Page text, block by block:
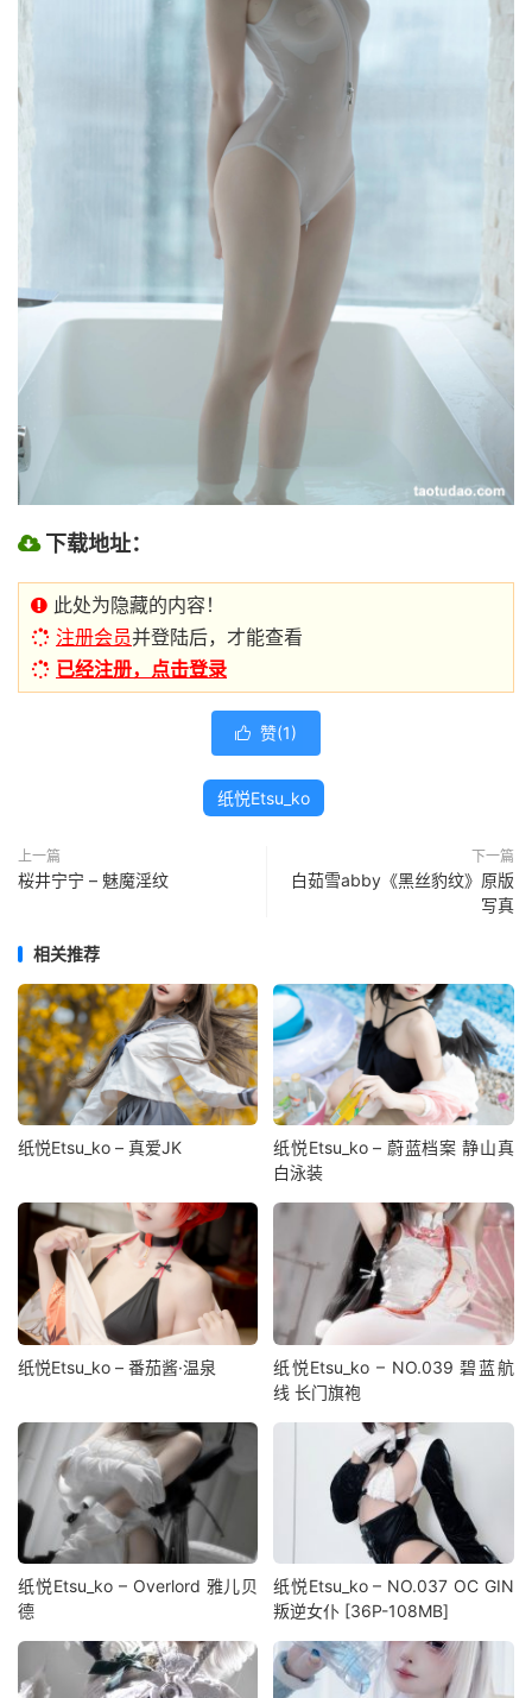
下载地址：
此处为隐藏的内容！
注册会员并登陆后，才能查看
已经注册，点击登录
 赞(1)
纸悦Etsu_ko
上一篇
桜井宁宁 – 魅魔淫纹
下一篇
白茹雪abby《黑丝豹纹》原版
写真
相关推荐
纸悦Etsu_ko – 真爱JK
纸悦Etsu_ko – 蔚蓝档案 静山真
白泳装
纸悦Etsu_ko – 番茄酱·温泉
纸悦Etsu_ko – NO.039 碧蓝航
线 长门旗袍
纸悦Etsu_ko – Overlord 雅儿贝
德
纸悦Etsu_ko – NO.037 OC GIN
叛逆女仆 [36P-108MB]